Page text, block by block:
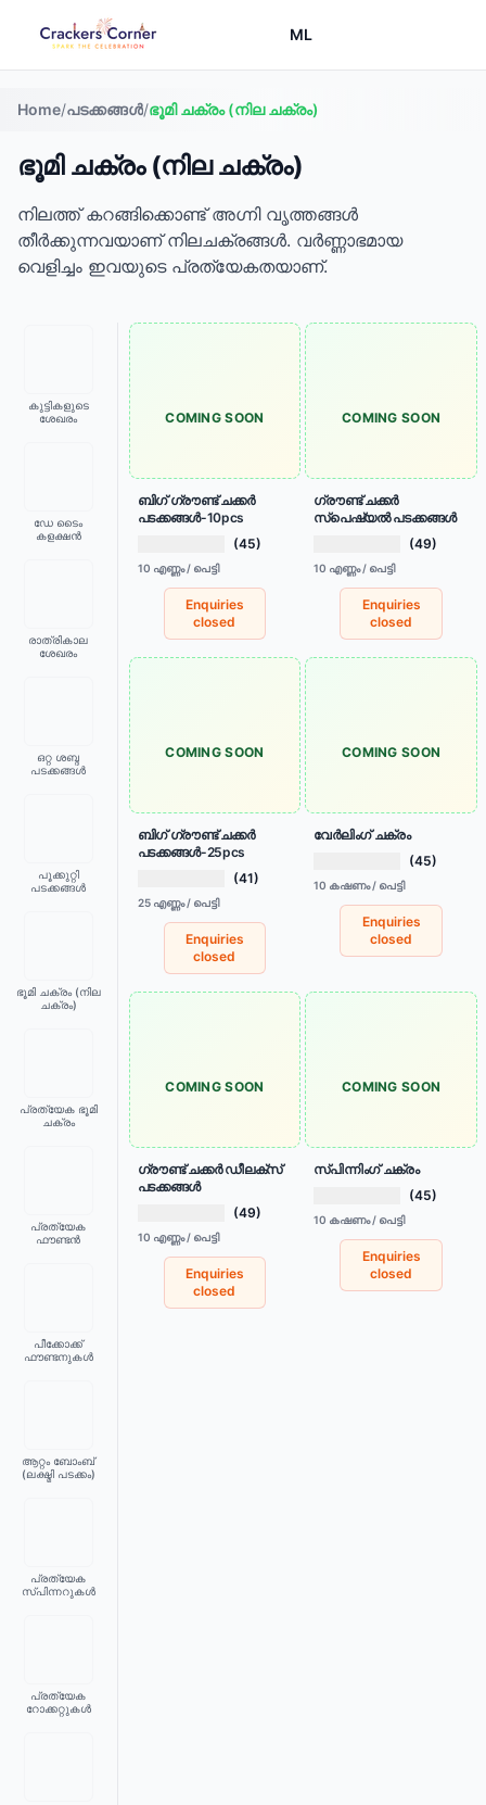
ML
Home/പടക്കങ്ങൾ/ഭൂമി ചക്രം (നില ചക്രം)
ഭൂമി ചക്രം (നില ചക്രം)
നിലത്ത് കറങ്ങിക്കൊണ്ട് അഗ്നി വൃത്തങ്ങൾ
തീർക്കുന്നവയാണ് നിലചക്രങ്ങൾ. വർണ്ണാഭമായ
വെളിച്ചം ഇവയുടെ പ്രത്യേകതയാണ്.
കുട്ടികളുടെ
ശേഖരം
ഡേ ടൈം
കളക്ഷൻ
രാത്രികാല
ശേഖരം
ഒറ്റ ശബ്ദ
പടക്കങ്ങൾ
പൂക്കുറ്റി
പടക്കങ്ങൾ
ഭൂമി ചക്രം (നില
ചക്രം)
പ്രത്യേക ഭൂമി
ചക്രം
പ്രത്യേക
ഫൗണ്ടൻ
പീക്കോക്ക്
ഫൗണ്ടനുകൾ
ആറ്റം ബോംബ്
(ലക്ഷ്മി പടക്കം)
പ്രത്യേക
സ്പിന്നറുകൾ
പ്രത്യേക
റോക്കറ്റുകൾ
COMING SOON
ബിഗ് ഗ്രൗണ്ട് ചക്കർ
പടക്കങ്ങൾ-10pcs
(45)
10 എണ്ണം / പെട്ടി
Enquiries
closed
COMING SOON
ഗ്രൗണ്ട് ചക്കർ
സ്പെഷ്യൽ പടക്കങ്ങൾ
(49)
10 എണ്ണം / പെട്ടി
Enquiries
closed
COMING SOON
ബിഗ് ഗ്രൗണ്ട് ചക്കർ
പടക്കങ്ങൾ-25pcs
(41)
25 എണ്ണം / പെട്ടി
Enquiries
closed
COMING SOON
വേർലിംഗ് ചക്രം
(45)
10 കഷണം / പെട്ടി
Enquiries
closed
COMING SOON
ഗ്രൗണ്ട് ചക്കർ ഡീലക്സ്
പടക്കങ്ങൾ
(49)
10 എണ്ണം / പെട്ടി
Enquiries
closed
COMING SOON
സ്പിന്നിംഗ് ചക്രം
(45)
10 കഷണം / പെട്ടി
Enquiries
closed